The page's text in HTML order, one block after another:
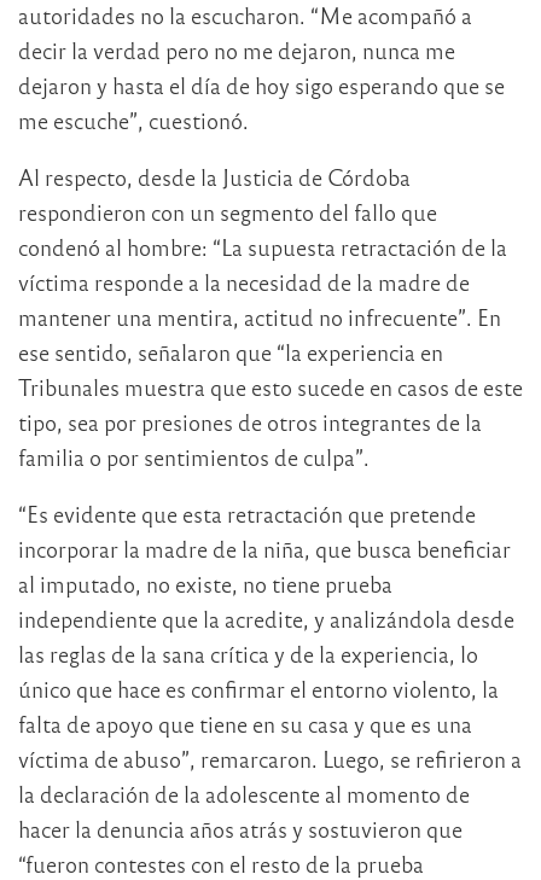
autoridades no la escucharon. “Me acompañó a
decir la verdad pero no me dejaron, nunca me
dejaron y hasta el día de hoy sigo esperando que se
me escuche”, cuestionó.
Al respecto, desde la Justicia de Córdoba
respondieron con un segmento del fallo que
condenó al hombre: “La supuesta retractación de la
víctima responde a la necesidad de la madre de
mantener una mentira, actitud no infrecuente”. En
ese sentido, señalaron que “la experiencia en
Tribunales muestra que esto sucede en casos de este
tipo, sea por presiones de otros integrantes de la
familia o por sentimientos de culpa”.
“Es evidente que esta retractación que pretende
incorporar la madre de la niña, que busca beneficiar
al imputado, no existe, no tiene prueba
independiente que la acredite, y analizándola desde
las reglas de la sana crítica y de la experiencia, lo
único que hace es confirmar el entorno violento, la
falta de apoyo que tiene en su casa y que es una
víctima de abuso”, remarcaron. Luego, se refirieron a
la declaración de la adolescente al momento de
hacer la denuncia años atrás y sostuvieron que
“fueron contestes con el resto de la prueba